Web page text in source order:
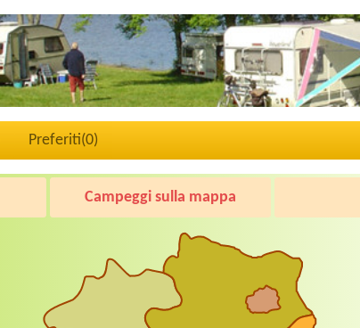
Preferiti(0)
Campeggi sulla mappa